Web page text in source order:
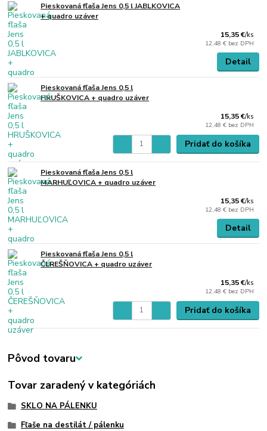
Pieskovaná fľaša Jens 0,5 l JABLKOVICA
+ quadro uzáver
15,35 €/ks
12,48 € bez DPH
Detail
Pieskovaná fľaša Jens 0,5 l
HRUŠKOVICA + quadro uzáver
15,35 €/ks
12,48 € bez DPH
Pridať do košíka
Pieskovaná fľaša Jens 0,5 l
MARHUĽOVICA + quadro uzáver
15,35 €/ks
12,48 € bez DPH
Detail
Pieskovaná fľaša Jens 0,5 l
ČEREŠŇOVICA + quadro uzáver
15,35 €/ks
12,48 € bez DPH
Pridať do košíka
Pôvod tovaru
Tovar zaradený v kategóriách
SKLO NA PÁLENKU
Fľaše na destilát / pálenku